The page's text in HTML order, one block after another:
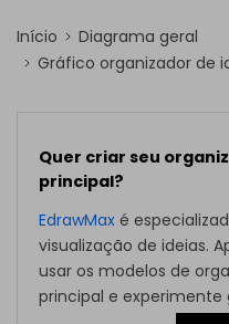
Início
Diagrama geral
Gráfico organizador de
Quer criar seu
principal?
EdrawMax é
visualização de ideias.
usar os modelos de
principal e experimente